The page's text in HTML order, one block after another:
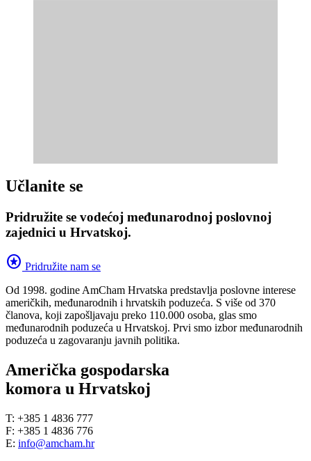
Učlanite se
Pridružite se vodećoj međunarodnoj poslovnoj
zajednici u Hrvatskoj.
stars Pridružite nam se
Od 1998. godine AmCham Hrvatska predstavlja poslovne interese
američkih, međunarodnih i hrvatskih poduzeća. S više od 370
članova, koji zapošljavaju preko 110.000 osoba, glas smo
međunarodnih poduzeća u Hrvatskoj. Prvi smo izbor međunarodnih
poduzeća u zagovaranju javnih politika.
Američka gospodarska
komora u Hrvatskoj
T: +385 1 4836 777
F: +385 1 4836 776
E: info@amcham.hr